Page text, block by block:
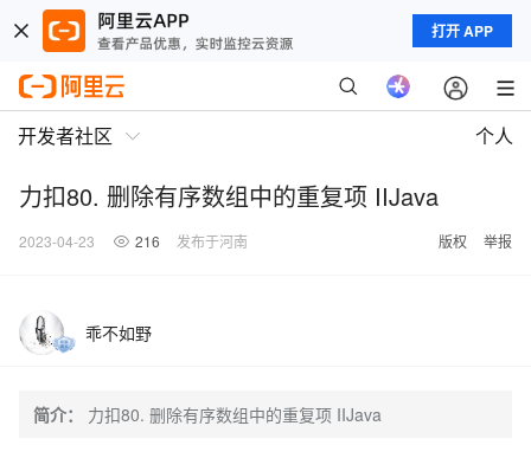
打开 APP
开发者社区 个人
力扣80. 删除有序数组中的重复项 IIJava
2023-04-23 216 发布于河南 版权 举报
乖不如野
简介： 力扣80. 删除有序数组中的重复项 IIJava